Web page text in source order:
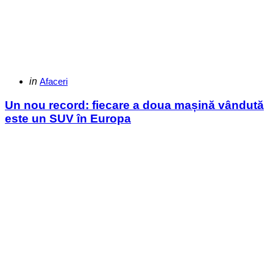
Categories
Posted
in Afaceri
Un nou record: fiecare a doua mașină vândută
este un SUV în Europa